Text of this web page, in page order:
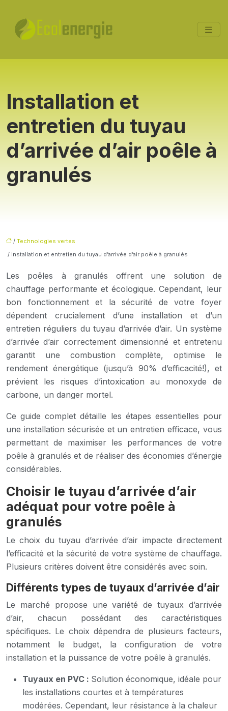
Installation et
entretien du tuyau
d’arrivée d’air poêle à
granulés
/ Technologies vertes
/ Installation et entretien du tuyau d’arrivée d’air poêle à granulés
Les poêles à granulés offrent une solution de
chauffage performante et écologique. Cependant, leur
bon fonctionnement et la sécurité de votre foyer
dépendent crucialement d’une installation et d’un
entretien réguliers du tuyau d’arrivée d’air. Un système
d’arrivée d’air correctement dimensionné et entretenu
garantit une combustion complète, optimise le
rendement énergétique (jusqu’à 90% d’efficacité!), et
prévient les risques d’intoxication au monoxyde de
carbone, un danger mortel.
Ce guide complet détaille les étapes essentielles pour
une installation sécurisée et un entretien efficace, vous
permettant de maximiser les performances de votre
poêle à granulés et de réaliser des économies d’énergie
considérables.
Choisir le tuyau d’arrivée d’air
adéquat pour votre poêle à
granulés
Le choix du tuyau d’arrivée d’air impacte directement
l’efficacité et la sécurité de votre système de chauffage.
Plusieurs critères doivent être considérés avec soin.
Différents types de tuyaux d’arrivée d’air
Le marché propose une variété de tuyaux d’arrivée
d’air, chacun possédant des caractéristiques
spécifiques. Le choix dépendra de plusieurs facteurs,
notamment le budget, la configuration de votre
installation et la puissance de votre poêle à granulés.
Tuyaux en PVC : Solution économique, idéale pour
les installations courtes et à températures
modérées. Cependant, leur résistance à la chaleur